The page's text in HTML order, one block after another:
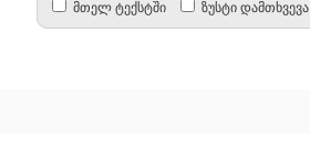
მთელ ტექსტში ზუსტი დამთხვევა